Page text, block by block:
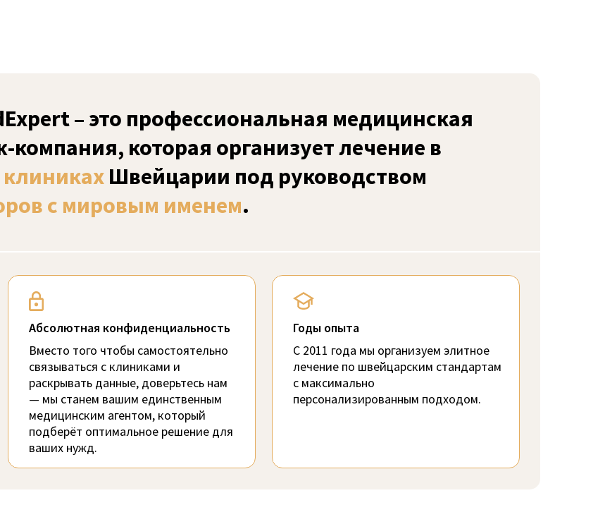
– это профессиональная медицинская
компания, которая организует лечение в
Швейцарии под руководством
с мировым именем.
Абсолютная конфиденциальность
Вместо того чтобы самостоятельно
связываться с клиниками и
раскрывать данные, доверьтесь нам
— мы станем вашим единственным
медицинским агентом, который
подберёт оптимальное решение для
ваших нужд.
Годы опыта
С 2011 года мы организуем элитное
лечение по швейцарским стандартам
с максимально
персонализированным подходом.